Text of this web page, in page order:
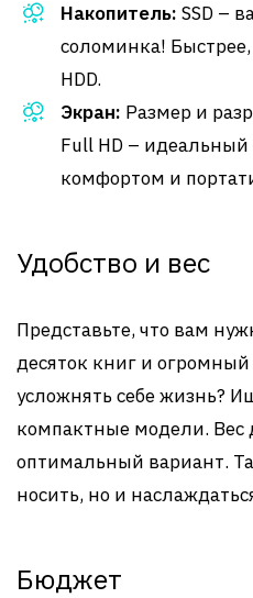
Накопитель: SSD –
соломинка!
HDD.
Экран: Размер и
Full HD –
комфортом и
Удобство и вес
Представьте, что вам
десяток книг и
усложнять себе жизнь?
компактные модели. Вес
оптимальный вариант.
носить, но и
Бюджет